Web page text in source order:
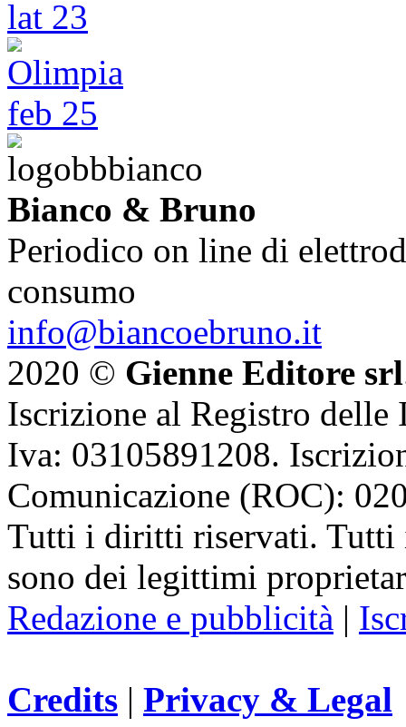
Bianco & Bruno
Periodico on line di
consumo
info@biancoebruno.it
2020 © Gienne Editore srl
Iscrizione al Registro delle
Iva: 03105891208.
Comunicazione (ROC):
Tutti i diritti riservati. Tutti
sono dei legittimi
Redazione e pubblicità |
Credits | Privacy & Legal